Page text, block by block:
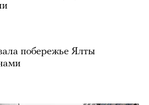
побережье Ялты